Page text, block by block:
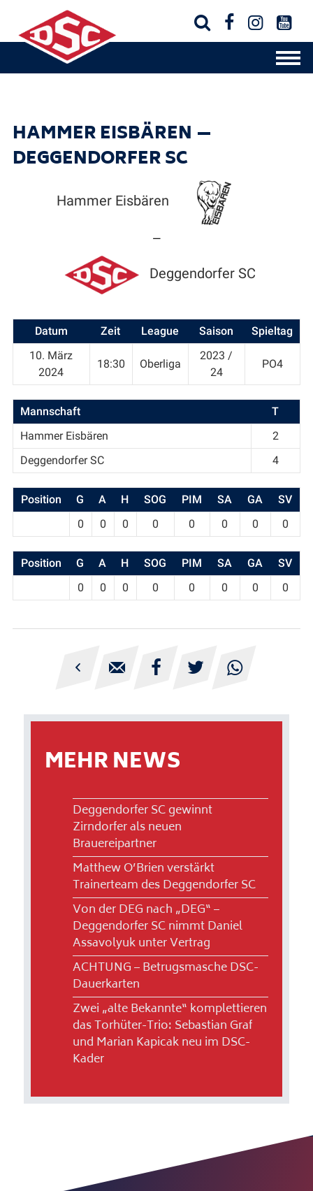
   
HAMMER EISBÄREN —
DEGGENDORFER SC
Hammer Eisbären
—
Deggendorfer SC
Datum Zeit League Saison
Spieltag
10. März
2024
18:30 Oberliga
2023 /
24
PO4
Mannschaft
T
Hammer Eisbären
2
Deggendorfer SC
4
Position G A H SOG PIM SA GA
SV
0
0 0 0 0 0 0 0
Position G A H SOG PIM SA GA
SV
0
0 0 0 0 0 0 0
    
MEHR NEWS
Deggendorfer SC gewinnt
Zirndorfer als neuen
Brauereipartner
Matthew O’Brien verstärkt
Trainerteam des Deggendorfer SC
Von der DEG nach „DEG“ –
Deggendorfer SC nimmt Daniel
Assavolyuk unter Vertrag
ACHTUNG – Betrugsmasche DSC-
Dauerkarten
Zwei „alte Bekannte“ komplettieren
das Torhüter-Trio: Sebastian Graf
und Marian Kapicak neu im DSC-
Kader